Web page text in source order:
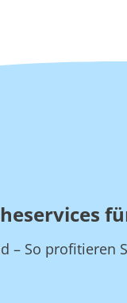
– So profitieren